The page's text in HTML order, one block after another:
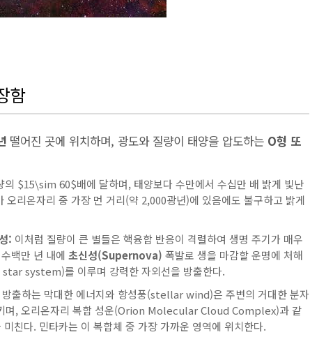
함
떨어진 곳에 위치하며, 광도와 질량이 태양을 압도하는 O형 또
의 $15\sim 60$배에 달하며, 태양보다 수만에서 수십만 배 밝게 빛난
오리온자리 중 가장 먼 거리(약 2,000광년)에 있음에도 불구하고 밝게
: 이처럼 질량이 큰 별들은 핵융합 반응이 격렬하여 생명 주기가 매우
백만 년 내에 초신성(Supernova) 폭발로 생을 마감할 운명에 처해
system)를 이루며 강력한 자외선을 방출한다.
방출하는 막대한 에너지와 항성풍(stellar wind)은 주변의 거대한 분자
며, 오리온자리 복합 성운(Orion Molecular Cloud Complex)과 같
친다. 민타카는 이 복합체 중 가장 가까운 영역에 위치한다.